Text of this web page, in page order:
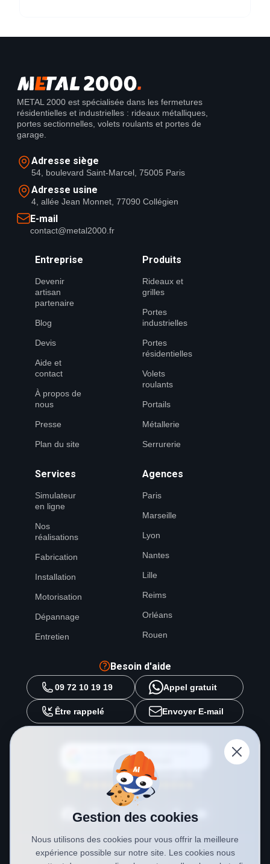
METAL 2000 est spécialisée dans les fermetures
résidentielles et industrielles : rideaux métalliques,
portes sectionnelles, volets roulants et portes de
garage.
Adresse siège
54, boulevard Saint-Marcel, 75005 Paris
Adresse usine
4, allée Jean Monnet, 77090 Collégien
E-mail
contact@metal2000.fr
Entreprise
Devenir
artisan
partenaire
Blog
Devis
Aide et
contact
À propos de
nous
Presse
Plan du site
Produits
Rideaux et
grilles
Portes
industrielles
Portes
résidentielles
Volets
roulants
Portails
Métallerie
Serrurerie
Services
Simulateur
en ligne
Nos
réalisations
Fabrication
Installation
Motorisation
Dépannage
Entretien
Agences
Paris
Marseille
Lyon
Nantes
Lille
Reims
Orléans
Rouen
Besoin d'aide
09 72 10 19 19 Appel gratuit
Être rappelé Envoyer E-mail
METAL 2000
source préférée surGoogle
Gestion des cookies
Nous utilisons des cookies pour vous offrir la meilleure
expérience possible sur notre site. Les cookies nous